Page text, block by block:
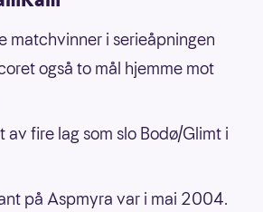
matchvinner i serieåpningen
også to mål hjemme mot
av fire lag som slo Bodø/Glimt i
på Aspmyra var i mai 2004.